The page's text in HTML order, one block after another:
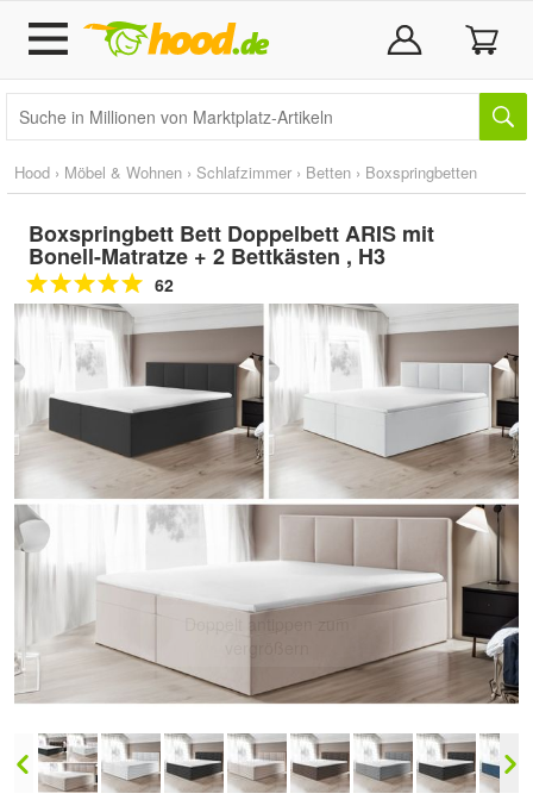
Hood › Möbel & Wohnen › Schlafzimmer › Betten › Boxspringbetten
Boxspringbett Bett Doppelbett ARIS mit
Bonell-Matratze + 2 Bettkästen , H3
62